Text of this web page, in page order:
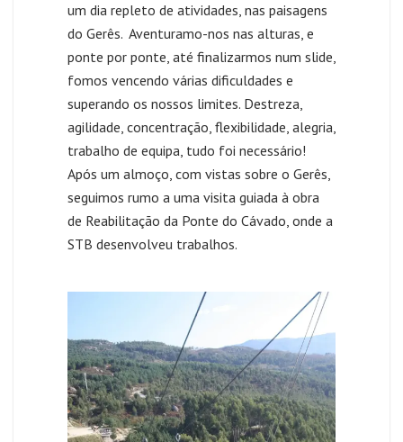
um dia repleto de atividades, nas paisagens
do Gerês. Aventuramo-nos nas alturas, e
ponte por ponte, até finalizarmos num slide,
fomos vencendo várias dificuldades e
superando os nossos limites. Destreza,
agilidade, concentração, flexibilidade, alegria,
trabalho de equipa, tudo foi necessário!
Após um almoço, com vistas sobre o Gerês,
seguimos rumo a uma visita guiada à obra
de Reabilitação da Ponte do Cávado, onde a
STB desenvolveu trabalhos.